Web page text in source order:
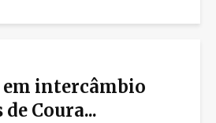
intercâmbio
de Coura...